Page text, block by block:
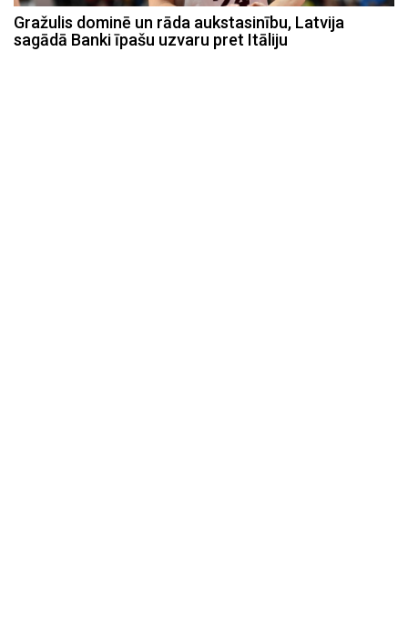
Gražulis dominē un rāda aukstasinību, Latvija
sagādā Banki īpašu uzvaru pret Itāliju